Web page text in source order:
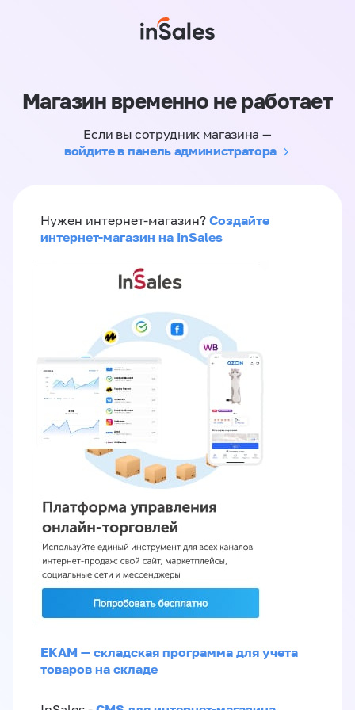
Магазин временно не работает
Если вы сотрудник магазина —
войдите в панель администратора
Нужен интернет-магазин? Создайте
интернет-магазин на InSales
EKAM — складская программа для учета
товаров на складе